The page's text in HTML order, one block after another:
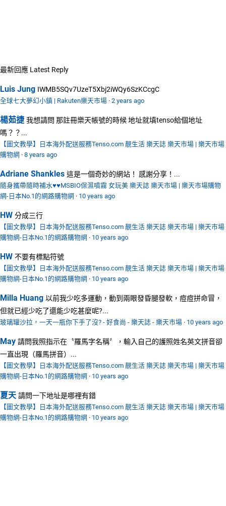
最新回應 Latest Reply
Luis Jung IWMB5SQv7UzeT5Xbj2iWQy6SzKCcgC
全球七大夢幻小鎮 | Rakuten樂天市場 · 2 years ago
楊茹捷 我想請問 那註冊樂天帳號的時候 地址就填tenso給個地址
嗎？？...
【圖文教學】日本海外配送服務Tenso.com 靚生活 樂天誌 樂天市場 | 樂天市場
購物網 · 8 years ago
Adriane Shankles 這是一個奇妙的網站！ 感謝分享！...
隨身攜帶隨時補水♥♥MSBIO保濕噴霧 女玩美 樂天誌 樂天市場 | 樂天市場購物
網-日本No.1的網路購物網 · 10 years ago
HW 分成三行
【圖文教學】日本海外配送服務Tenso.com 靚生活 樂天誌 樂天市場 | 樂天市場
購物網-日本No.1的網路購物網 · 10 years ago
HW 不要有標點符號
【圖文教學】日本海外配送服務Tenso.com 靚生活 樂天誌 樂天市場 | 樂天市場
購物網-日本No.1的網路購物網 · 10 years ago
Milla Huang 以前我少吃多運動，動到兩眼發昏腿發軟，痘痘拼命冒，
但就已經少吃了還能少吃甚麼呢?...
玻璃罐沙拉，一天一瓶你下手了沒? - 好食尚 - 樂天誌 - 樂天市場 · 10 years ago
May 請問我照指示在〝羅馬字名稱〞，輸入自己的護照姓名英文拼音卻
一直出現（羅馬拼音）...
【圖文教學】日本海外配送服務Tenso.com 靚生活 樂天誌 樂天市場 | 樂天市場
購物網-日本No.1的網路購物網 · 10 years ago
夏天 請問一下地址是哪裡有錯
【圖文教學】日本海外配送服務Tenso.com 靚生活 樂天誌 樂天市場 | 樂天市場
購物網-日本No.1的網路購物網 · 10 years ago